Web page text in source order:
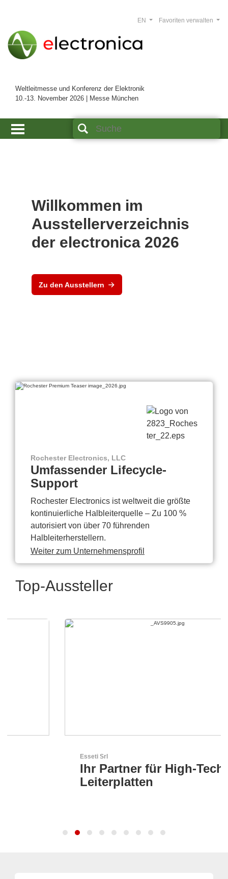
Weltleitmesse und Konferenz der Elektronik
10.-13. November 2026 | Messe München
Favoriten verwalten
EN
Willkommen im
Ausstellerverzeichnis
der electronica 2026
Zu den Ausstellern
Rochester Electronics, LLC
Umfassender Lifecycle-
Support
Rochester Electronics ist weltweit die größte
kontinuierliche Halbleiterquelle – Zu 100 %
autorisiert von über 70 führenden
Halbleiterherstellern.
Weiter zum Unternehmensprofil
Top-Aussteller
Ihr Partner für High-Tech-
Leiterplatten